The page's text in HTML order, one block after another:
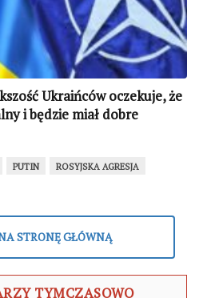
Ukraińców oczekuje, że
i będzie miał dobre
PUTIN
ROSYJSKA AGRESJA
STRONĘ GŁÓWNĄ
TYMCZASOWO